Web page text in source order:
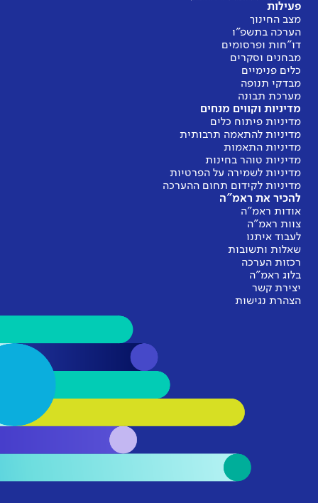
פעילות
מצב החינוך
הערכה בתשפ"ו
דו"חות ופרסומים
מבחנים וסקרים
כלים פנימיים
מבדקי תנופה
מערכת תבונה
מדיניות וקווים מנחים
מדיניות פיתוח כלים
מדיניות להתאמה תרבותית
מדיניות התאמות
מדיניות טוהר בחינות
מדיניות לשמירה על הפרטיות
מדיניות לקידום תחום ההערכה
להכיר את ראמ"ה
אודות ראמ"ה
צוות ראמ"ה
לעבוד איתנו
שאלות ותשובות
רכזות הערכה
בלוג ראמ"ה
יצירת קשר
הצהרת נגישות